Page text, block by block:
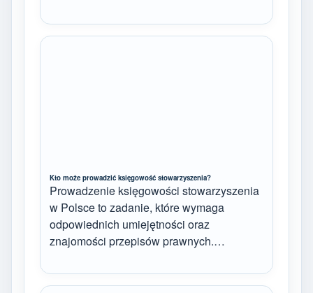
Kto może prowadzić księgowość stowarzyszenia?
Prowadzenie księgowości stowarzyszenia
w Polsce to zadanie, które wymaga
odpowiednich umiejętności oraz
znajomości przepisów prawnych.…